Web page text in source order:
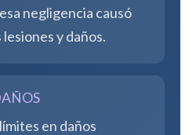
negligencia causó
y daños.
en daños